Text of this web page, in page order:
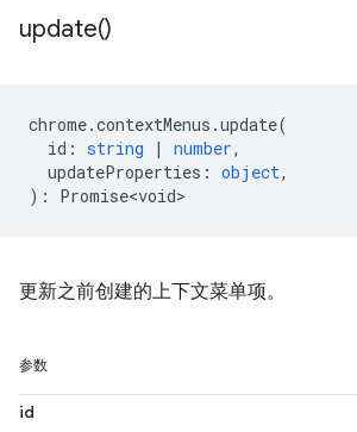
update()
chrome.contextMenus .update(
id : string | number,
updateProperties : object,
) : Promise<void>
更新之前创建的上下文菜单项。
参数
id